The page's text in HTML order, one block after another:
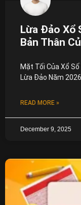
Lừa Đảo Xổ
Bản Thân
Mặt Tối Của Xổ
Lừa Đảo Năm
READ MORE »
December 9, 2025